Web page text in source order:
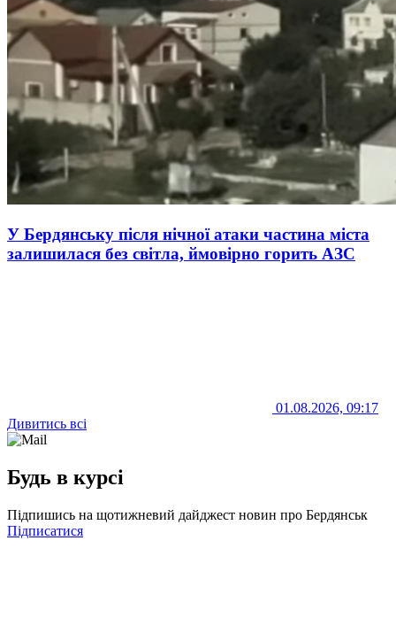
У Бердянську після нічної атаки частина міста
залишилася без світла, ймовірно горить АЗС
01.08.2026, 09:17
Дивитись всі
Будь в курсі
Підпишись на щотижневий дайджест новин про Бердянськ
Підписатися